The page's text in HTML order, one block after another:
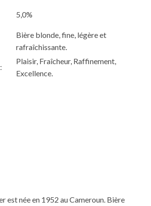
5,0%
Bière blonde, fine, légère et
rafraîchissante.
Plaisir, Fraîcheur, Raffinement,
Excellence.
est née en 1952 au Cameroun. Bière